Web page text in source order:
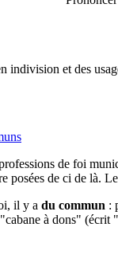
indivision et des
de foi
posées de ci de là.
il y a du commun :
"cabane à dons"